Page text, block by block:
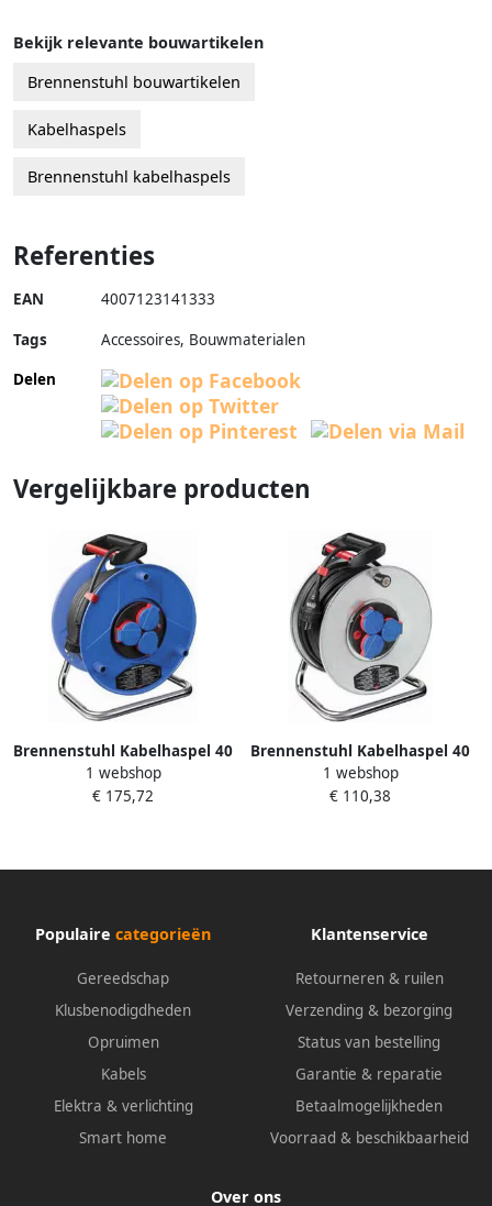
Bekijk relevante bouwartikelen
Brennenstuhl bouwartikelen
Kabelhaspels
Brennenstuhl kabelhaspels
Referenties
EAN 4007123141333
Tags
Accessoires, Bouwmaterialen
Delen
Vergelijkbare producten
Brennenstuhl Kabelhaspel 40
mtr | IP44 | 3G2.5 | Voor de
bouw | 1233120
1 webshop
€ 175,72
Brennenstuhl Kabelhaspel 40
mtr | IP44 | 3G1.5 | Voor de
bouw | 1198340
1 webshop
€ 110,38
Populaire categorieën
Gereedschap
Klusbenodigdheden
Opruimen
Kabels
Elektra & verlichting
Smart home
Klantenservice
Retourneren & ruilen
Verzending & bezorging
Status van bestelling
Garantie & reparatie
Betaalmogelijkheden
Voorraad & beschikbaarheid
Over ons